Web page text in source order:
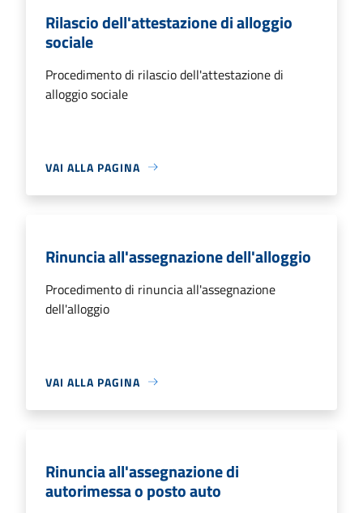
Rilascio dell'attestazione di alloggio
sociale
Procedimento di rilascio dell'attestazione di
alloggio sociale
VAI ALLA PAGINA
Rinuncia all'assegnazione dell'alloggio
Procedimento di rinuncia all'assegnazione
dell'alloggio
VAI ALLA PAGINA
Rinuncia all'assegnazione di
autorimessa o posto auto